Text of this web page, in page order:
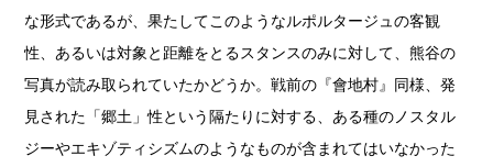
な形式であるが、果たしてこのようなルポルタージュの客観
性、あるいは対象と距離をとるスタンスのみに対して、熊谷の
写真が読み取られていたかどうか。戦前の『會地村』同様、発
見された「郷土」性という隔たりに対する、ある種のノスタル
ジーやエキゾティシズムのようなものが含まれてはいなかった